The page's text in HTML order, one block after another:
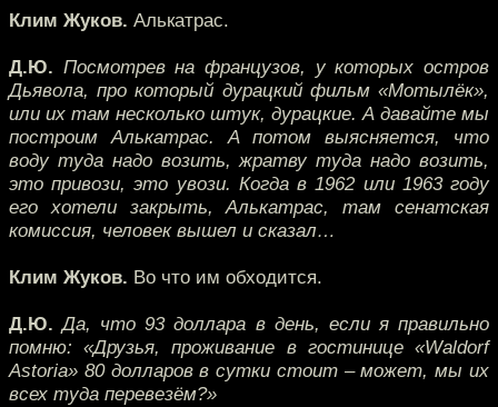
Клим Жуков. Алькатрас.
Д.Ю. Посмотрев на французов, у которых остров
Дьявола, про который дурацкий фильм «Мотылёк»,
или их там несколько штук, дурацкие. А давайте мы
построим Алькатрас. А потом выясняется, что
воду туда надо возить, жратву туда надо возить,
это привози, это увози. Когда в 1962 или 1963 году
его хотели закрыть, Алькатрас, там сенатская
комиссия, человек вышел и сказал…
Клим Жуков. Во что им обходится.
Д.Ю. Да, что 93 доллара в день, если я правильно
помню: «Друзья, проживание в гостинице «Waldorf
Astoria» 80 долларов в сутки стоит – может, мы их
всех туда перевезём?»